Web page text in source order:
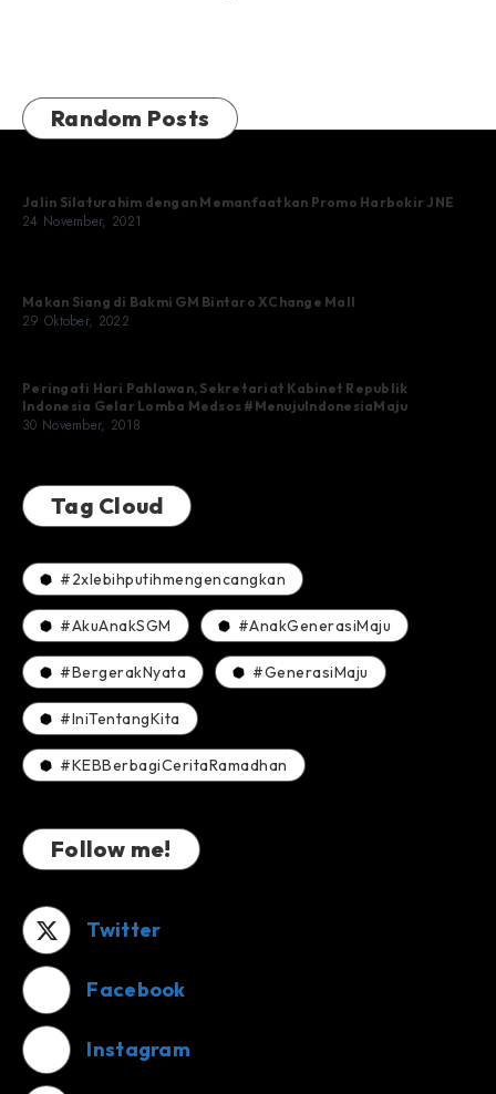
Random Posts
Jalin Silaturahim dengan Memanfaatkan Promo Harbokir JNE
24 November, 2021
Makan Siang di Bakmi GM Bintaro XChange Mall
29 Oktober, 2022
Peringati Hari Pahlawan, Sekretariat Kabinet Republik
Indonesia Gelar Lomba Medsos #MenujuIndonesiaMaju
30 November, 2018
Tag Cloud
#2xlebihputihmengencangkan
#AkuAnakSGM #AnakGenerasiMaju
#BergerakNyata #GenerasiMaju
#IniTentangKita
#KEBBerbagiCeritaRamadhan
Follow me!
Twitter
Facebook
Instagram